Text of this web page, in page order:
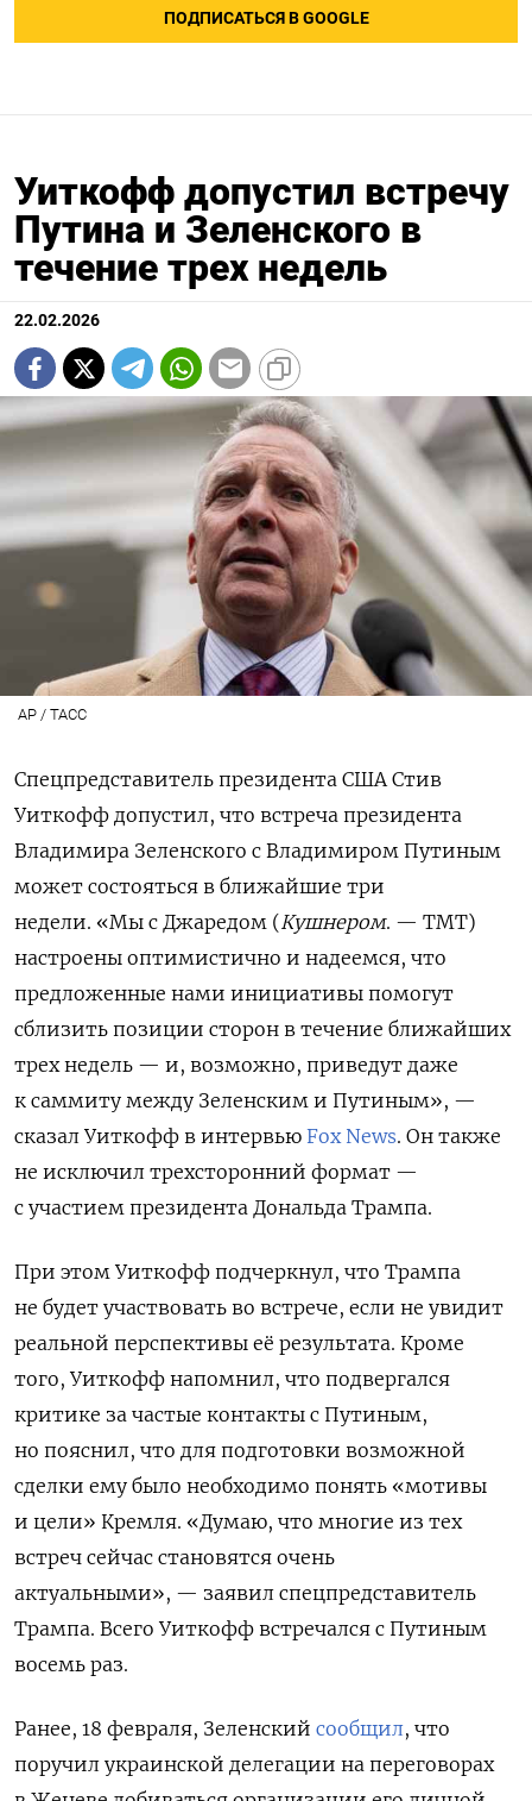
ПОДПИСАТЬСЯ В GOOGLE
Уиткофф допустил встречу
Путина и Зеленского в
течение трех недель
22.02.2026
AP / TAСС
Спецпредставитель президента США Стив
Уиткофф допустил, что встреча президента
Владимира Зеленского с Владимиром Путиным
может состояться в ближайшие три
недели. «Мы с Джаредом (Кушнером. — ТМТ)
настроены оптимистично и надеемся, что
предложенные нами инициативы помогут
сблизить позиции сторон в течение ближайших
трех недель — и, возможно, приведут даже
к саммиту между Зеленским и Путиным», —
сказал Уиткофф в интервью Fox News. Он также
не исключил трехсторонний формат —
с участием президента Дональда Трампа.
При этом Уиткофф подчеркнул, что Трампа
не будет участвовать во встрече, если не увидит
реальной перспективы её результата. Кроме
того, Уиткофф напомнил, что подвергался
критике за частые контакты с Путиным,
но пояснил, что для подготовки возможной
сделки ему было необходимо понять «мотивы
и цели» Кремля. «Думаю, что многие из тех
встреч сейчас становятся очень
актуальными», — заявил спецпредставитель
Трампа. Всего Уиткофф встречался с Путиным
восемь раз.
Ранее, 18 февраля, Зеленский сообщил, что
поручил украинской делегации на переговорах